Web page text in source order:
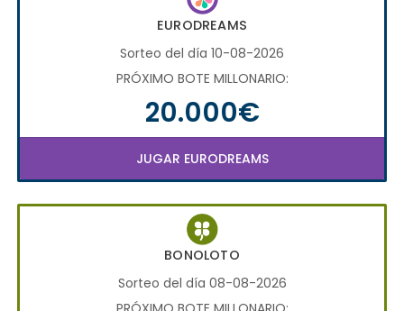
EURODREAMS
Sorteo del día 10-08-2026
PRÓXIMO BOTE MILLONARIO:
20.000€
JUGAR EURODREAMS
BONOLOTO
Sorteo del día 08-08-2026